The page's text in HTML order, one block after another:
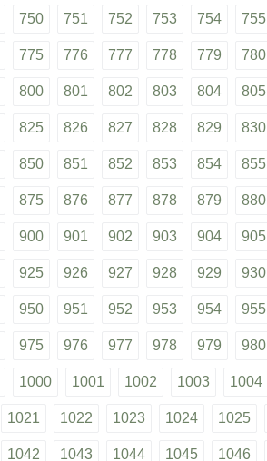
750 751 752 753 754 755
775 776 777 778 779 780
800 801 802 803 804 805
825 826 827 828 829 830
850 851 852 853 854 855
875 876 877 878 879 880
900 901 902 903 904 905
925 926 927 928 929 930
950 951 952 953 954 955
975 976 977 978 979 980
1000 1001 1002 1003 1004
1021 1022 1023 1024 1025
1042 1043 1044 1045 1046